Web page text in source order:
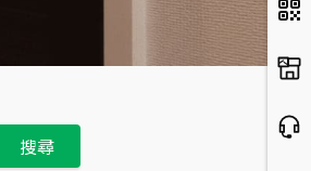
搜尋